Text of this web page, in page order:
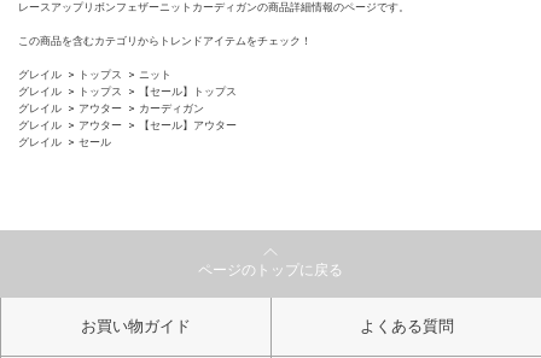
レースアップリボンフェザーニットカーディガンの商品詳細情報のページです。
この商品を含むカテゴリからトレンドアイテムをチェック！
グレイル トップス
ニット
グレイル
トップス
【セール】トップス
グレイル
アウター
カーディガン
グレイル
アウター
【セール】アウター
グレイル
セール
ページのトップに戻る
お買い物ガイド よくある質問